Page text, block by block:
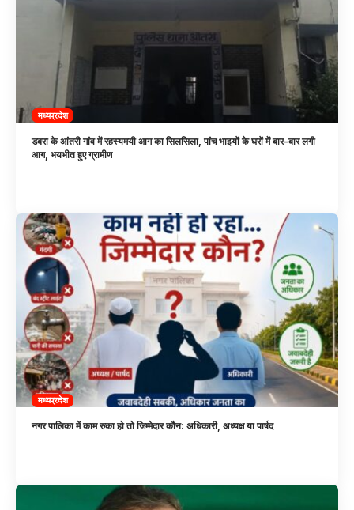
मध्यप्रदेश
डबरा के आंतरी गांव में रहस्यमयी आग का सिलसिला, पांच भाइयों के घरों में बार-बार लगी
आग, भयभीत हुए ग्रामीण
मध्यप्रदेश
नगर पालिका में काम रुका हो तो जिम्मेदार कौन: अधिकारी, अध्यक्ष या पार्षद